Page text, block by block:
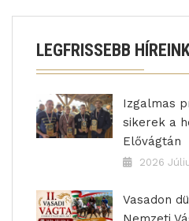
LEGFRISSEBB
Izgalmas
sikerek a
Elővágtán
2026
Vasadon